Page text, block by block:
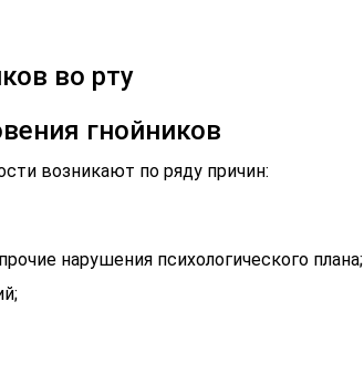
во рту
гнойников
возникают по ряду причин:
нарушения психологического плана;